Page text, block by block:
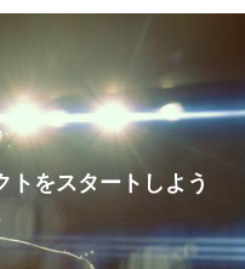
をスタートしよう